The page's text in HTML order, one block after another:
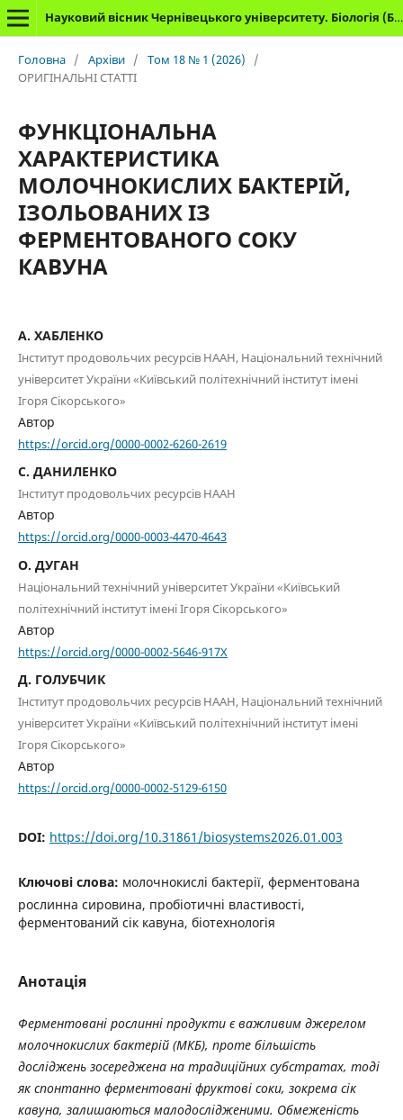
Науковий вісник Чернівецького університету. Біологія (Біологічні системи)
Головна / Архіви / Том 18 № 1 (2026)
/
ОРИГІНАЛЬНІ СТАТТІ
ФУНКЦІОНАЛЬНА
ХАРАКТЕРИСТИКА
МОЛОЧНОКИСЛИХ БАКТЕРІЙ,
ІЗОЛЬОВАНИХ ІЗ
ФЕРМЕНТОВАНОГО СОКУ
КАВУНА
А. ХАБЛЕНКО
Інститут продовольчих ресурсів НААН, Національний технічний
університет України «Київський політехнічний інститут імені
Ігоря Сікорського»
Автор
https://orcid.org/0000-0002-6260-2619
С. ДАНИЛЕНКО
Інститут продовольчих ресурсів НААН
Автор
https://orcid.org/0000-0003-4470-4643
О. ДУГАН
Національний технічний університет України «Київський
політехнічний інститут імені Ігоря Сікорського»
Автор
https://orcid.org/0000-0002-5646-917X
Д. ГОЛУБЧИК
Інститут продовольчих ресурсів НААН, Національний технічний
університет України «Київський політехнічний інститут імені
Ігоря Сікорського»
Автор
https://orcid.org/0000-0002-5129-6150
DOI: https://doi.org/10.31861/biosystems2026.01.003
Ключові слова: молочнокислі бактерії, ферментована
рослинна сировина, пробіотичні властивості,
ферментований сік кавуна, біотехнологія
Анотація
Ферментовані рослинні продукти є важливим джерелом
молочнокислих бактерій (МКБ), проте більшість
досліджень зосереджена на традиційних субстратах, тоді
як спонтанно ферментовані фруктові соки, зокрема сік
кавуна, залишаються малодослідженими. Обмеженість